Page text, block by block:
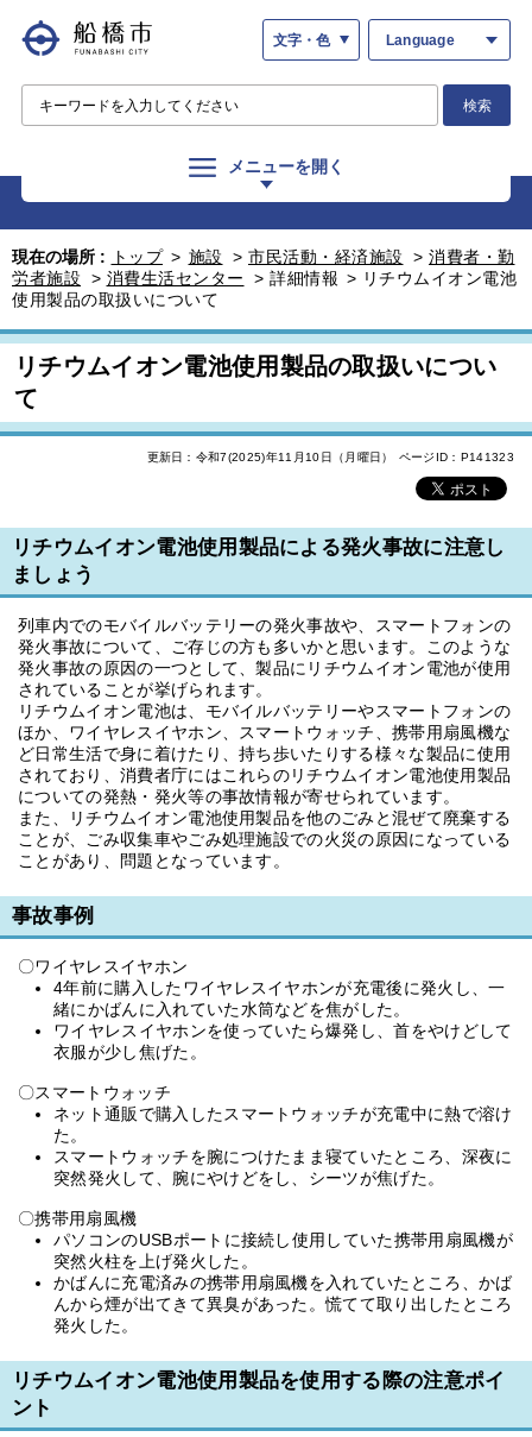
文字・色 Language
検索
メニューを開く
現在の場所 : トップ > 施設 > 市民活動・経済施設 > 消費者・勤
労者施設
> 消費生活センター > 詳細情報 > リチウムイオン電池
使用製品の取扱いについて
リチウムイオン電池使用製品の取扱いについ
て
更新日：令和7(2025)年11月10日（月曜日） ページID：P141323
リチウムイオン電池使用製品による発火事故に注意し
ましょう
列車内でのモバイルバッテリーの発火事故や、スマートフォンの
発火事故について、ご存じの方も多いかと思います。このような
発火事故の原因の一つとして、製品にリチウムイオン電池が使用
されていることが挙げられます。
リチウムイオン電池は、モバイルバッテリーやスマートフォンの
ほか、ワイヤレスイヤホン、スマートウォッチ、携帯用扇風機な
ど日常生活で身に着けたり、持ち歩いたりする様々な製品に使用
されており、消費者庁にはこれらのリチウムイオン電池使用製品
についての発熱・発火等の事故情報が寄せられています。
また、リチウムイオン電池使用製品を他のごみと混ぜて廃棄する
ことが、ごみ収集車やごみ処理施設での火災の原因になっている
ことがあり、問題となっています。
事故事例
〇ワイヤレスイヤホン
4年前に購入したワイヤレスイヤホンが充電後に発火し、一
緒にかばんに入れていた水筒などを焦がした。
ワイヤレスイヤホンを使っていたら爆発し、首をやけどして
衣服が少し焦げた。
〇スマートウォッチ
ネット通販で購入したスマートウォッチが充電中に熱で溶け
た。
スマートウォッチを腕につけたまま寝ていたところ、深夜に
突然発火して、腕にやけどをし、シーツが焦げた。
〇携帯用扇風機
パソコンのUSBポートに接続し使用していた携帯用扇風機が
突然火柱を上げ発火した。
かばんに充電済みの携帯用扇風機を入れていたところ、かば
んから煙が出てきて異臭があった。慌てて取り出したところ
発火した。
リチウムイオン電池使用製品を使用する際の注意ポイ
ント